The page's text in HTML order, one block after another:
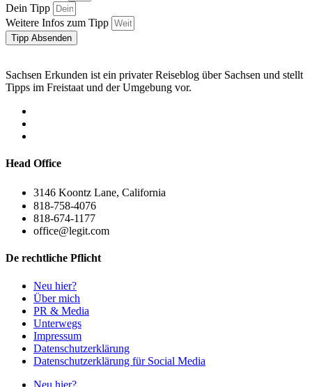
Dein Tipp
Weitere Infos zum Tipp
Tipp Absenden
Sachsen Erkunden ist ein privater Reiseblog über Sachsen und stellt
Tipps im Freistaat und der Umgebung vor.
Head Office
3146 Koontz Lane, California
818-758-4076
818-674-1177
office@legit.com
De rechtliche Pflicht
Neu hier?
Über mich
PR & Media
Unterwegs
Impressum
Datenschutzerklärung
Datenschutzerklärung für Social Media
Neu hier?